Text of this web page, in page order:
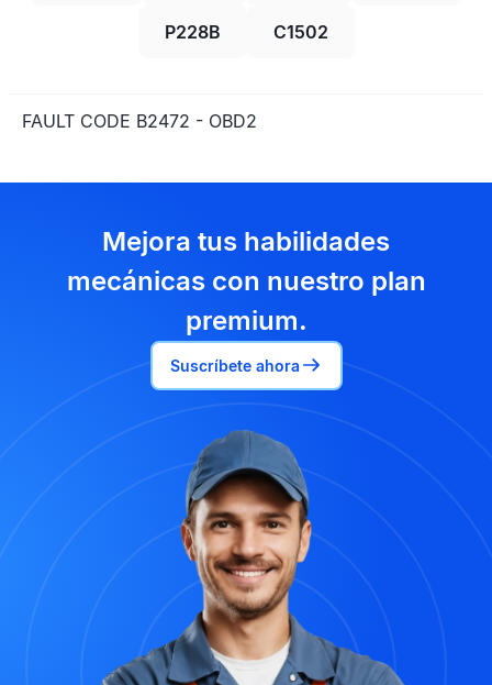
P228B C1502
FAULT CODE B2472 - OBD2
Mejora tus habilidades
mecánicas con nuestro plan
premium.
Suscríbete ahora